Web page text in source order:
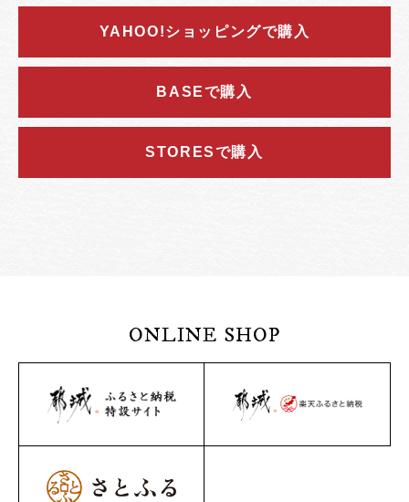
YAHOO!ショッピングで購入
BASEで購入
STORESで購入
ONLINE SHOP